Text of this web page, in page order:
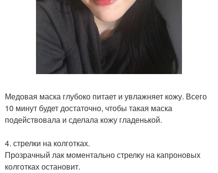
Медовая маска глубоко питает и увлажняет кожу. Всего
10 минут будет достаточно, чтобы такая маска
подействовала и сделала кожу гладенькой.
4. стрелки на колготках.
Прозрачный лак моментально стрелку на капроновых
колготках остановит.